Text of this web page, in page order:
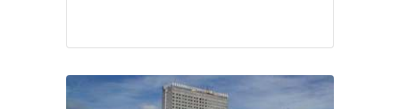
История его существования
дорогой. Здесь стоит памятник-